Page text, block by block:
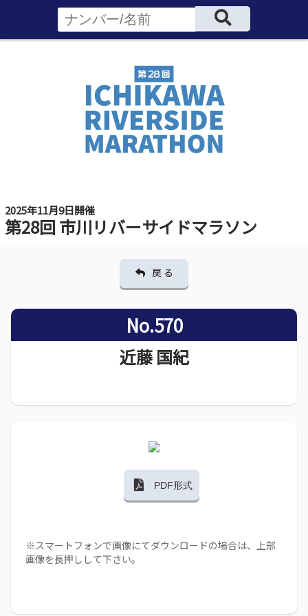
2025年11月9日開催
第28回 市川リバーサイドマラソン
戻 る
No.570
近藤 国紀
PDF形式
※スマートフォンで画像にてダウンロードの場合は、上部
画像を長押しして下さい。